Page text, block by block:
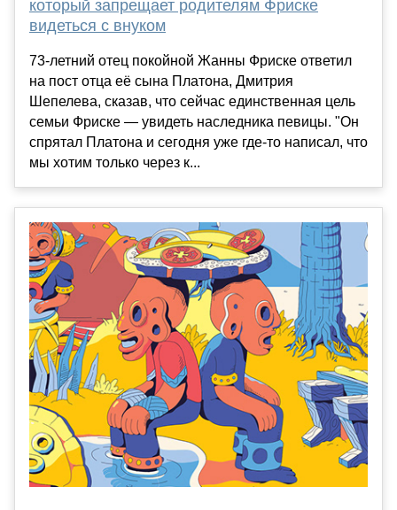
который запрещает родителям Фриске
видеться с внуком
73-летний отец покойной Жанны Фриске ответил
на пост отца её сына Платона, Дмитрия
Шепелева, сказав, что сейчас единственная цель
семьи Фриске — увидеть наследника певицы. "Он
спрятал Платона и сегодня уже где-то написал, что
мы хотим только через к...